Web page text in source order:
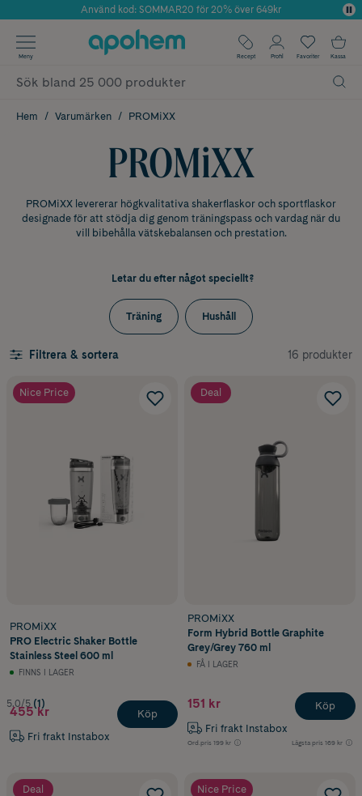
Årets Butik 2025 inom Skönhet
Använd kod: SOMMAR20 för 20% över 649kr
✓ Fri frakt
✓ Poäng på alla köp*
Meny Recept Profil Favoriter Kassa
Hem Varumärken PROMiXX
PROMiXX
PROMiXX levererar högkvalitativa shakerflaskor och sportflaskor
designade för att stödja dig genom träningspass och vardag när du
vill bibehålla vätskebalansen och prestation.
Letar du efter något speciellt?
Träning Hushåll
Filtrera & sortera 16 produkter
Nice Price
PROMiXX
PRO Electric Shaker Bottle
Stainless Steel 600 ml
FINNS I LAGER
5.0/5 (1)
455 kr
Fri frakt Instabox
Köp
Deal
PROMiXX
Form Hybrid Bottle Graphite
Grey/Grey 760 ml
FÅ I LAGER
151 kr
Fri frakt Instabox
Ord.pris 199 kr Lägsta pris 169 kr
Köp
Deal Nice Price